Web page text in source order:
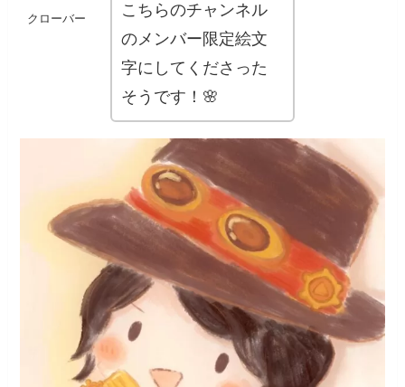
クローバー
こちらのチャンネル
のメンバー限定絵文
字にしてくださった
そうです！🌸